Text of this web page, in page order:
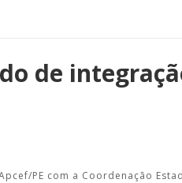
de
PE com a Coordenação